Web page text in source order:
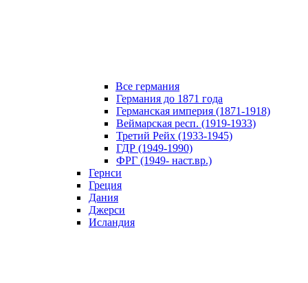
Все германия
Германия до 1871 года
Германская империя (1871-1918)
Веймарская респ. (1919-1933)
Третий Рейх (1933-1945)
ГДР (1949-1990)
ФРГ (1949- наст.вр.)
Гернси
Греция
Дания
Джерси
Исландия